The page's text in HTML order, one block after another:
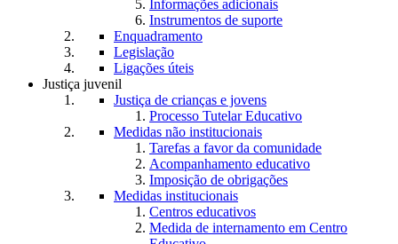
Informações adicionais
Instrumentos de suporte
Enquadramento
Legislação
Ligações úteis
Justiça juvenil
Justiça de crianças e jovens
Processo Tutelar Educativo
Medidas não institucionais
Tarefas a favor da comunidade
Acompanhamento educativo
Imposição de obrigações
Medidas institucionais
Centros educativos
Medida de internamento em Centro